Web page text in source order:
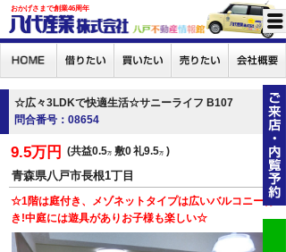
おかげさまで創業46周年
☆広々3LDKで快適生活☆サニーライフ B107
問合番号：08654
9.5万円 共益0.5万 敷0礼9.5万
青森県八戸市長根1丁目
☆1階は庭付き、メゾネットタイプは広いバルコニー付
き!中庭には遊具がありお子様も楽しい☆